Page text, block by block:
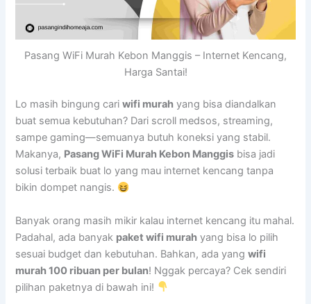
Pasang WiFi Murah Kebon Manggis – Internet Kencang,
Harga Santai!
Lo masih bingung cariwifi murah yang bisa diandalkan
buat semua kebutuhan? Dari scroll medsos, streaming,
sampe gaming—semuanya butuh koneksi yang stabil.
Makanya, Pasang WiFi Murah Kebon Manggis bisa jadi
solusi terbaik buat lo yang mau internet kencang tanpa
bikin dompet nangis.
Banyak orang masih mikir kalau internet kencang itu mahal.
Padahal, ada banyak paket wifi murah yang bisa lo pilih
sesuai budget dan kebutuhan. Bahkan, ada yangwifi
murah 100 ribuan per bulan! Nggak percaya? Cek sendiri
pilihan paketnya di bawah ini!